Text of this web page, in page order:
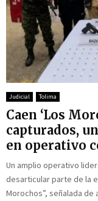
Judicial Tolima
Caen ‘Los
capturados,
en operativo
Un amplio operativo
desarticular parte de la
Morochos”, señalada